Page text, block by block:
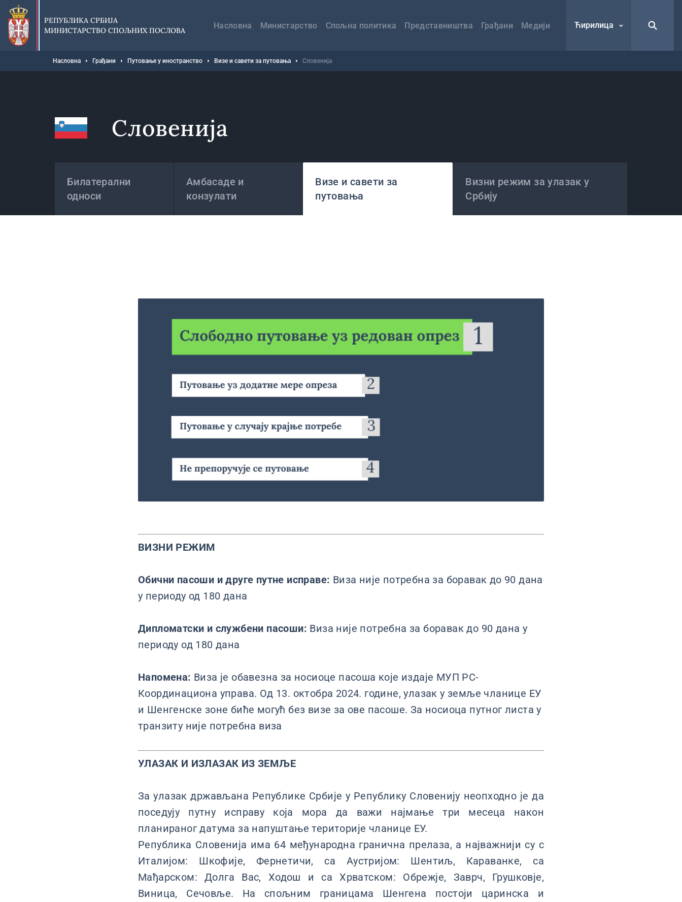
Прескочи
главни
део
садржаја
РЕПУБЛИКА СРБИЈА
МИНИСТАРСТВО СПОЉНИХ ПОСЛОВА
навигација
Насловна Министарство Спољна политика Представништва Грађани Медији Ћирилица
Мрвице
Насловна Грађани Путовање у иностранство Визе и савети за путовања Словенија
Словенија
Билатерални
односи
Амбасаде и
конзулати
Визе и савети за
путовања
Визни режим за улазак у
Србију
ВИЗНИ РЕЖИМ
Обични пасоши и друге путне исправе: Виза није потребна за боравак до 90 дана
у периоду од 180 дана
Дипломатски и службени пасоши: Виза није потребна за боравак до 90 дана у
периоду од 180 дана
Напомена: Виза је обавезна за носиоце пасоша које издаје МУП РС-
Координациона управа. Од 13. октобра 2024. године, улазак у земље чланице ЕУ
и Шенгенске зоне биће могућ без визе за ове пасоше. За носиоца путног листа у
транзиту није потребна виза
УЛАЗАК И ИЗЛАЗАК ИЗ ЗЕМЉЕ
За улазак држављана Републике Србије у Републику Словенију неопходно је да
поседују путну исправу која мора да важи најмање три месеца након
планираног датума за напуштање територије чланице ЕУ.
Република Словенија има 64 међународна гранична прелаза, а најважнији су с
Италијом: Шкофије, Фернетичи, са Аустријом: Шентиљ, Караванке, са
Мађарском: Долга Вас, Ходош и са Хрватском: Обрежје, Заврч, Грушковје,
Виница, Сечовље. На спољним границама Шенгена постоји царинска и